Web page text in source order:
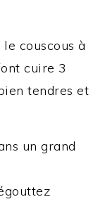
couscous à
cuire 3
tendres et
un grand